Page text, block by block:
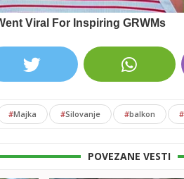
#Majka #Silovanje #balkon #
POVEZANE VESTI